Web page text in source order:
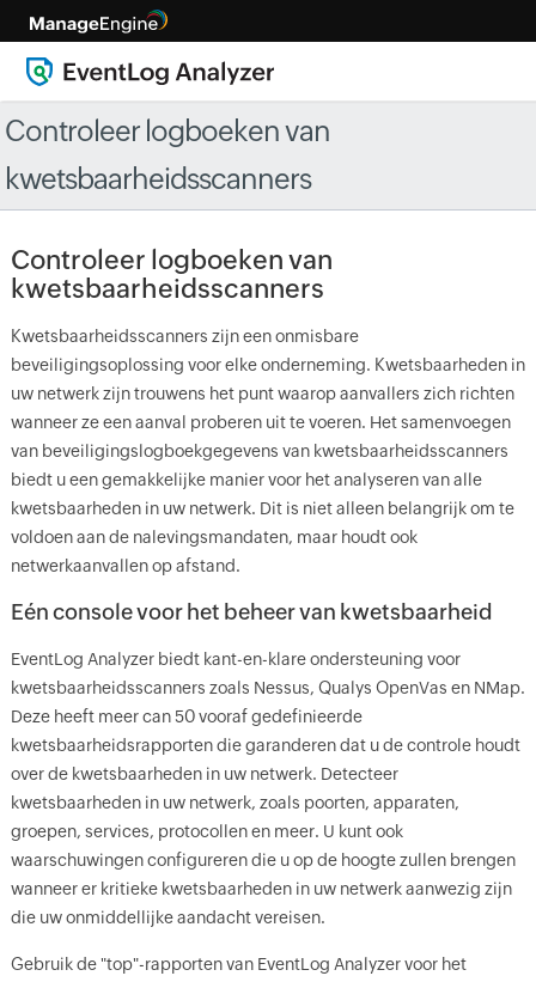
Controleer logboeken van
kwetsbaarheidsscanners
Controleer logboeken van
kwetsbaarheidsscanners
Kwetsbaarheidsscanners zijn een onmisbare
beveiligingsoplossing voor elke onderneming. Kwetsbaarheden in
uw netwerk zijn trouwens het punt waarop aanvallers zich richten
wanneer ze een aanval proberen uit te voeren. Het samenvoegen
van beveiligingslogboekgegevens van kwetsbaarheidsscanners
biedt u een gemakkelijke manier voor het analyseren van alle
kwetsbaarheden in uw netwerk. Dit is niet alleen belangrijk om te
voldoen aan de nalevingsmandaten, maar houdt ook
netwerkaanvallen op afstand.
Eén console voor het beheer van kwetsbaarheid
EventLog Analyzer biedt kant-en-klare ondersteuning voor
kwetsbaarheidsscanners zoals Nessus, Qualys OpenVas en NMap.
Deze heeft meer can 50 vooraf gedefinieerde
kwetsbaarheidsrapporten die garanderen dat u de controle houdt
over de kwetsbaarheden in uw netwerk. Detecteer
kwetsbaarheden in uw netwerk, zoals poorten, apparaten,
groepen, services, protocollen en meer. U kunt ook
waarschuwingen configureren die u op de hoogte zullen brengen
wanneer er kritieke kwetsbaarheden in uw netwerk aanwezig zijn
die uw onmiddellijke aandacht vereisen.
Gebruik de "top"-rapporten van EventLog Analyzer voor het